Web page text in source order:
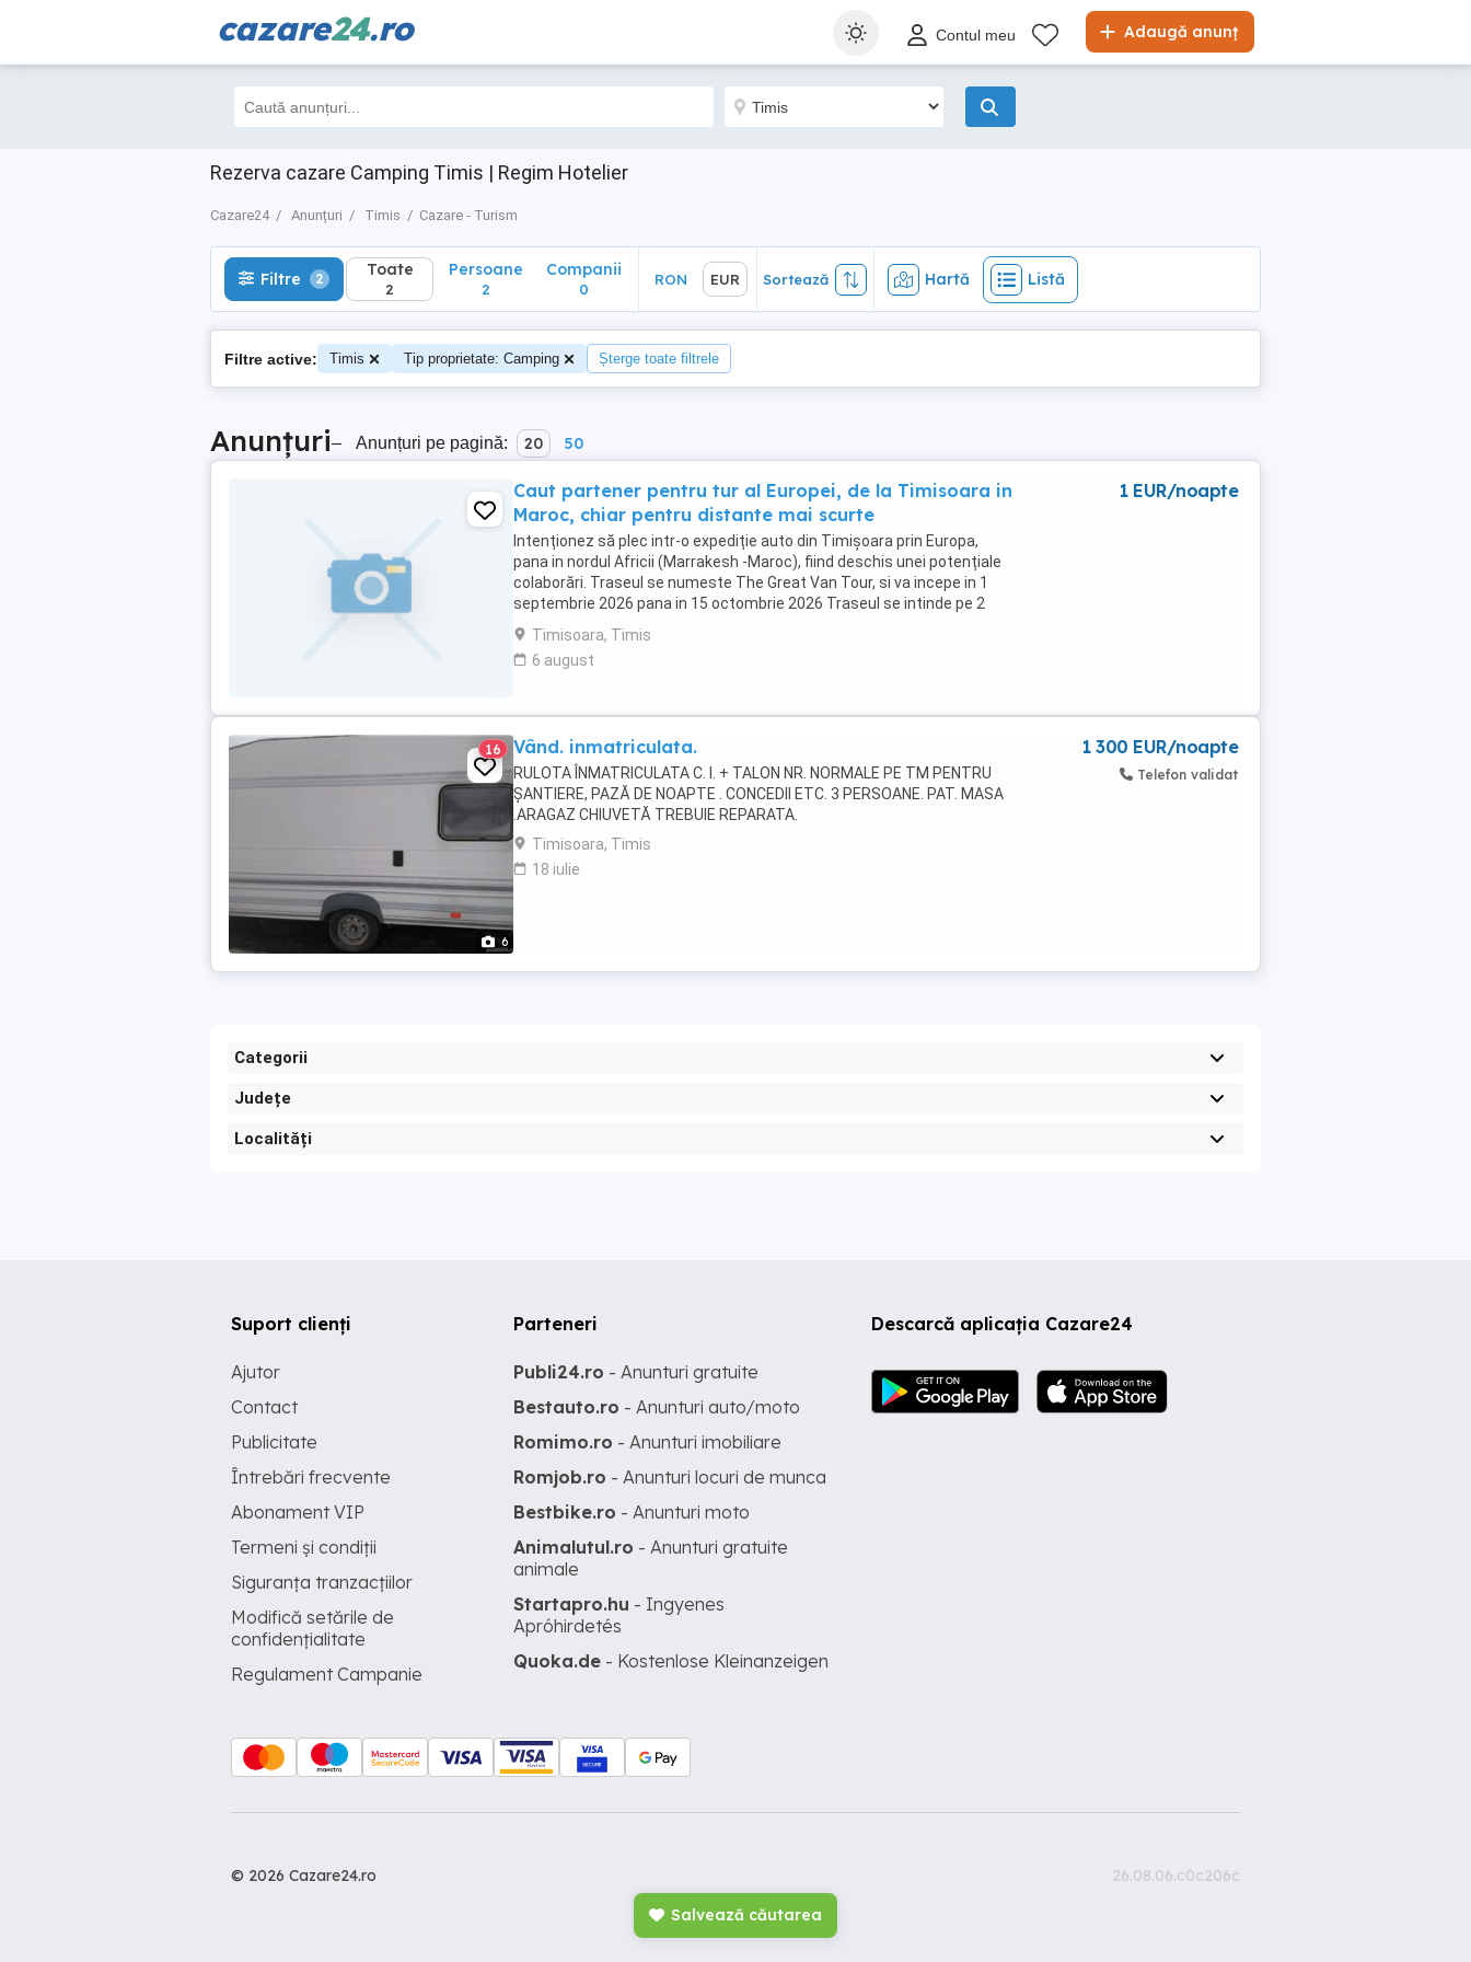
cazare24.ro Adaugă anunț
Contul meu
Rezerva cazare Camping Timis | Regim Hotelier
Cazare24 Anunțuri Timis Cazare - Turism
Filtre 2 Toate
2
Hartă Listă
Filtre 2 Toate
2
Persoane
2
Companii
0
RON EUR Sortează Hartă Listă
Filtre active: Timis Tip proprietate: Camping Șterge toate filtrele
Anunțuri– Anunțuri pe pagină: 20 50
Caut partener pentru tur al Europei, de la Timisoara in
Maroc, chiar pentru distante mai scurte
Intenționez să plec intr-o expediție auto din Timișoara prin Europa,
pana in nordul Africii (Marrakesh -Maroc), fiind deschis unei potențiale
colaborări. Traseul se numeste The Great Van Tour, si va incepe in 1
septembrie 2026 pana in 15 octombrie 2026 Traseul se intinde pe 2
continente, trece prin ...
Timisoara, Timis
6 august
1 EUR/noapte
6
16 Vând. inmatriculata.
RULOTA ÎNMATRICULATA C. I. + TALON NR. NORMALE PE TM PENTRU
ȘANTIERE, PAZĂ DE NOAPTE . CONCEDII ETC. 3 PERSOANE. PAT. MASA
.ARAGAZ CHIUVETĂ TREBUIE REPARATA.
Timisoara, Timis
18 iulie
1 300 EUR/noapte
Telefon validat
Categorii
Județe
Localități
Salvează căutarea
Descarcă aplicația Cazare24
Suport clienți
Ajutor
Contact
Publicitate
Întrebări frecvente
Abonament VIP
Termeni și condiții
Siguranța tranzacțiilor
Modifică setările de
confidențialitate
Regulament Campanie
Parteneri
Publi24.ro - Anunturi gratuite
Bestauto.ro - Anunturi auto/moto
Romimo.ro - Anunturi imobiliare
Romjob.ro - Anunturi locuri de munca
Bestbike.ro - Anunturi moto
Animalutul.ro - Anunturi gratuite
animale
Startapro.hu - Ingyenes
Apróhirdetés
Quoka.de - Kostenlose Kleinanzeigen
© 2026 Cazare24.ro 26.08.06.c0c206c